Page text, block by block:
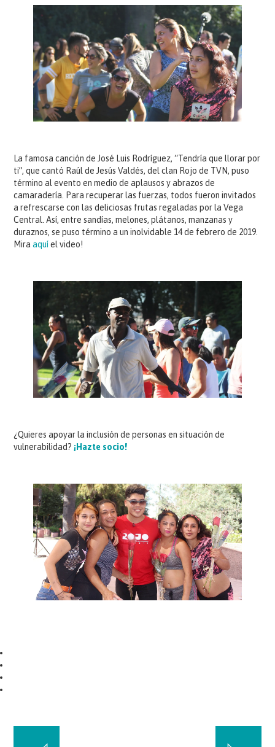
La famosa canción de José Luis Rodríguez, “Tendría que llorar por
ti”, que cantó Raúl de Jesús Valdés, del clan Rojo de TVN, puso
término al evento en medio de aplausos y abrazos de
camaradería. Para recuperar las fuerzas, todos fueron invitados
a refrescarse con las deliciosas frutas regaladas por la Vega
Central. Así, entre sandías, melones, plátanos, manzanas y
duraznos, se puso término a un inolvidable 14 de febrero de 2019.
Miraaquíel video!
¿Quieres apoyar la inclusión de personas en situación de
vulnerabilidad? ¡Hazte socio!